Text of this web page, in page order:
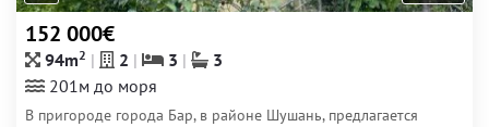
152 000€
94m2 2 3
3
201м до моря
В пригороде города Бар, в районе Шушань, предлагается